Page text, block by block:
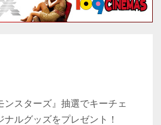
ンスターズ』抽選でキーチェ
ナルグッズをプレゼント！